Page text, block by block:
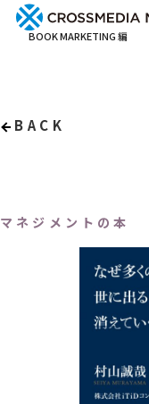
BOOK MARKETING 編
BACK
マネジメントの本